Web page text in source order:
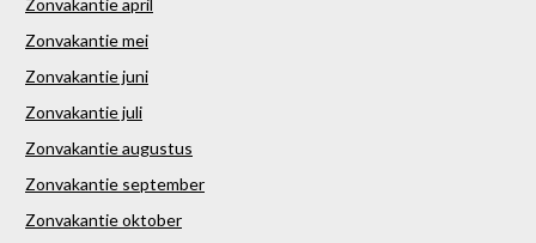
Zonvakantie mei
Zonvakantie juni
Zonvakantie juli
Zonvakantie augustus
Zonvakantie september
Zonvakantie oktober